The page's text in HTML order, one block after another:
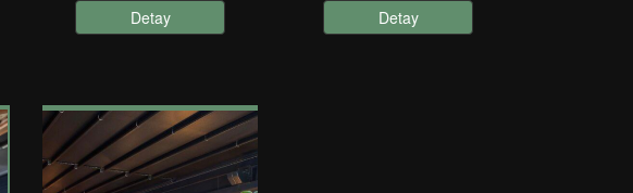
Detay Detay